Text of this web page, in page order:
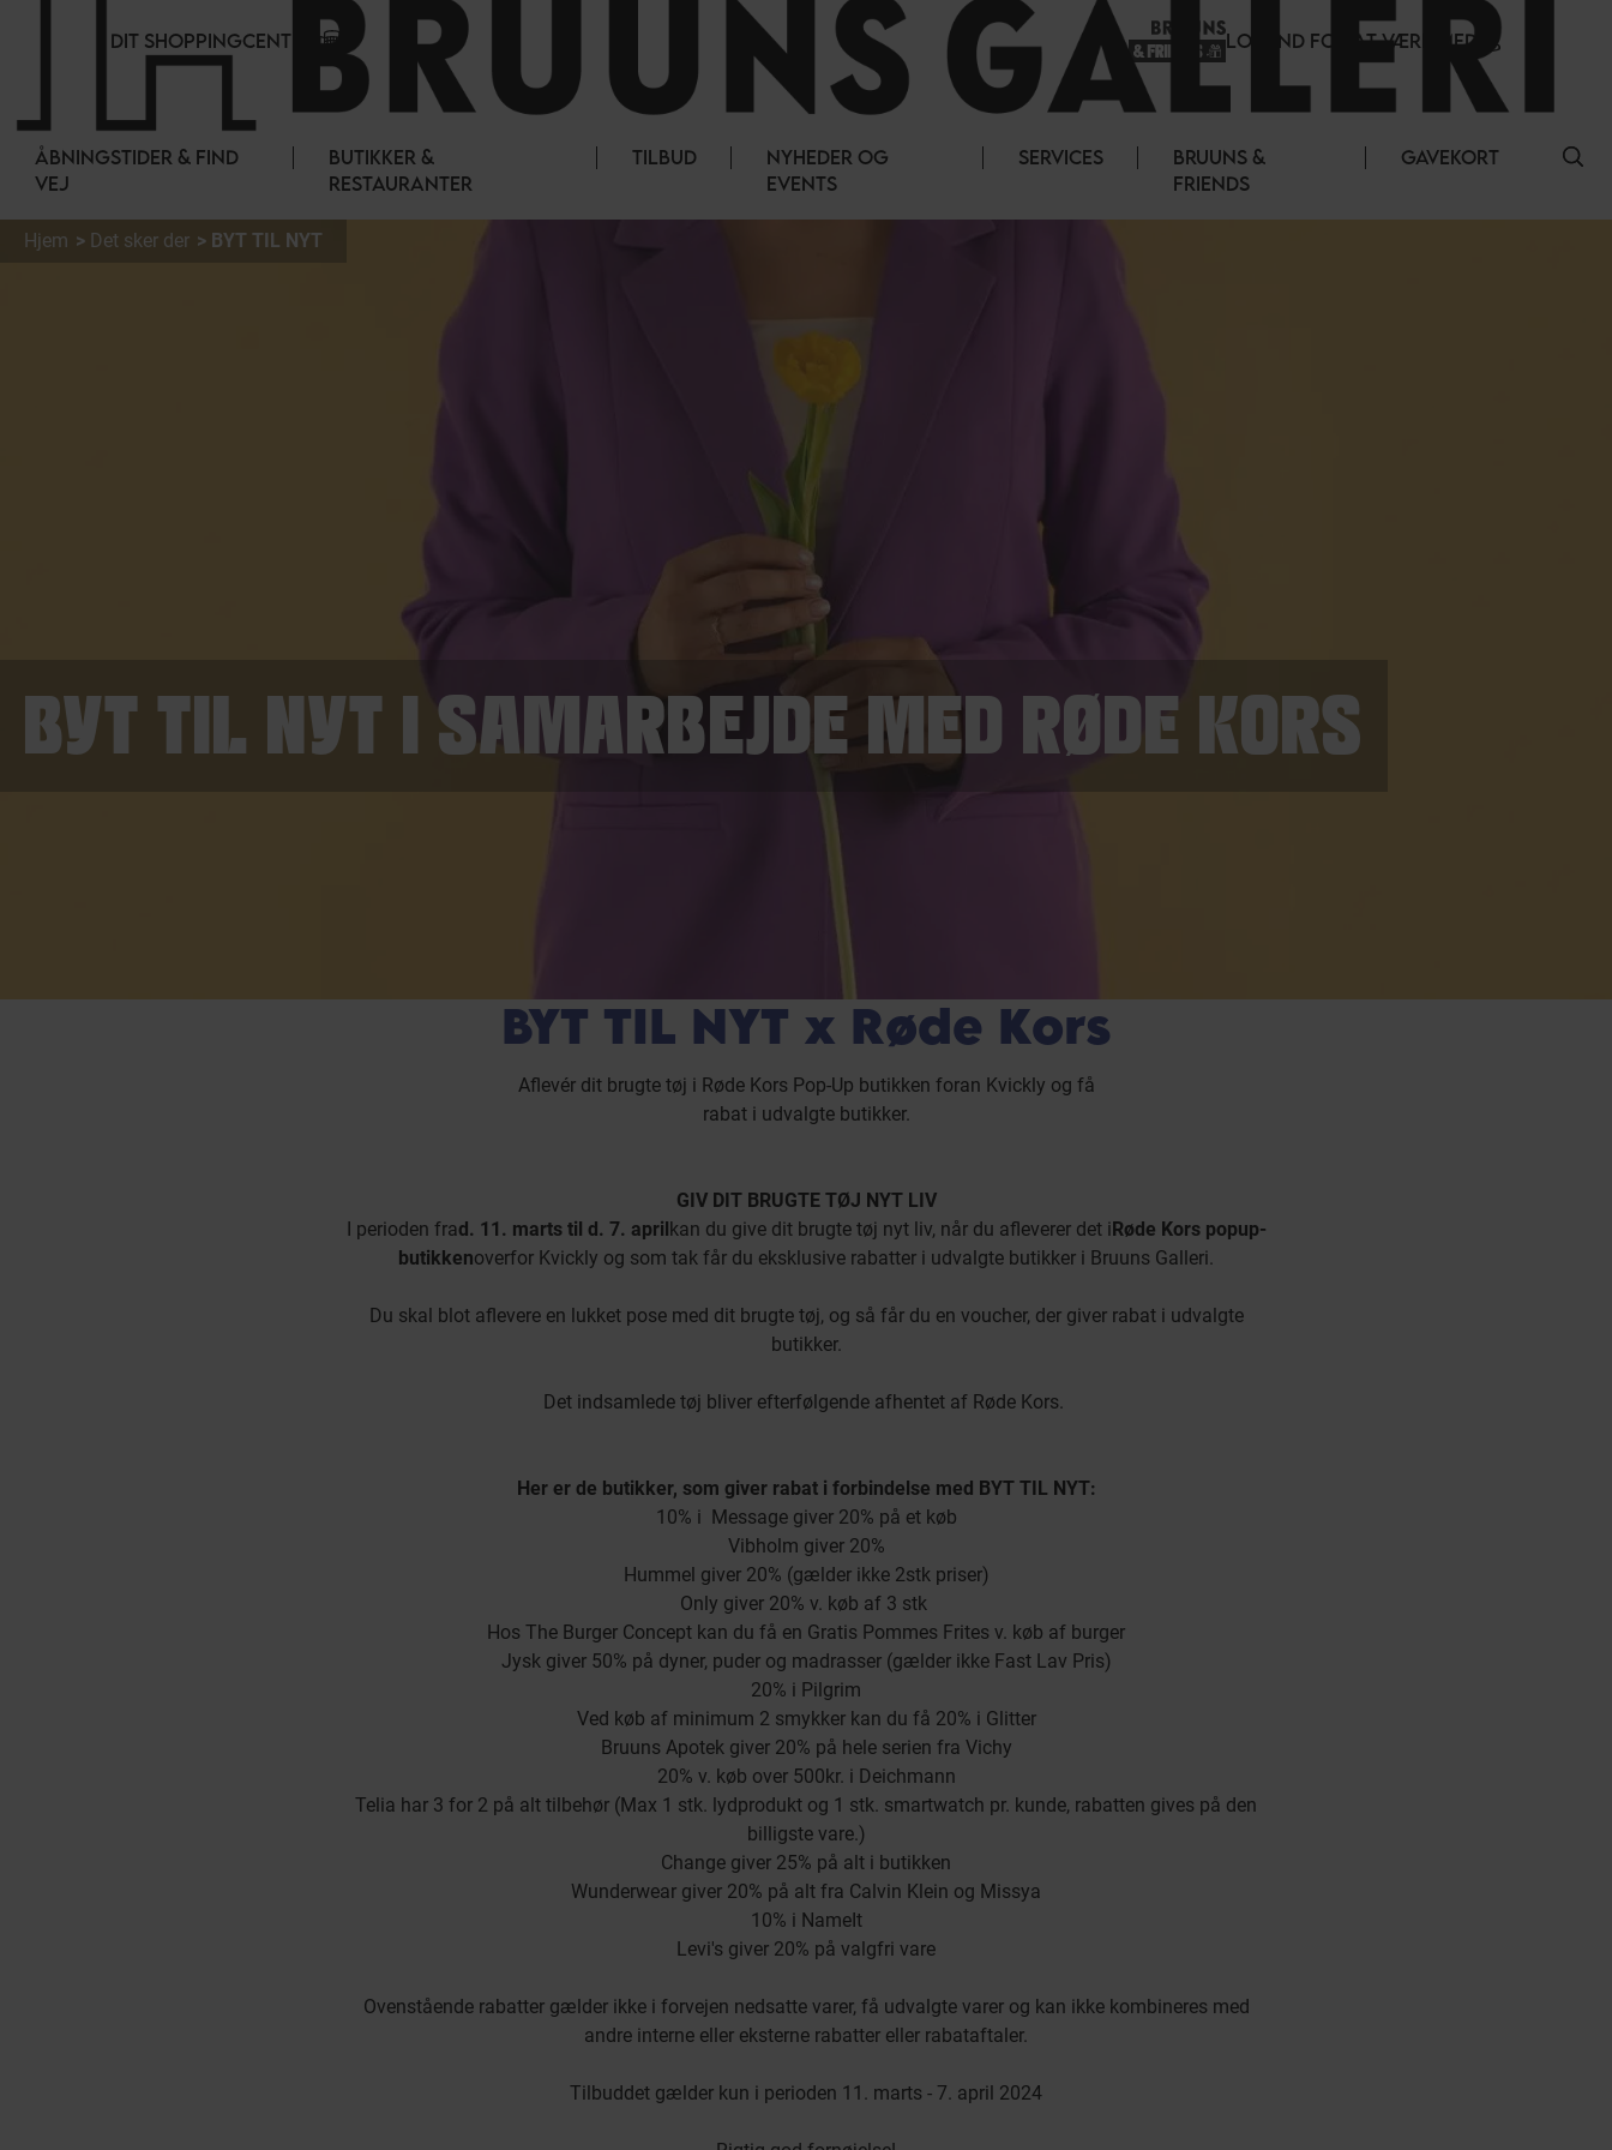
DIT SHOPPINGCENTER LOG IND FOR AT VÆRE MED
ÅBNINGSTIDER & FIND
VEJ
BUTIKKER &
RESTAURANTER
TILBUD
NYHEDER OG
EVENTS
SERVICES
BRUUNS &
FRIENDS
GAVEKORT
Hjem Det sker der BYT TIL NYT
BYT TIL NYT I SAMARBEJDE MED RØDE KORS
BYT TIL NYT x Røde Kors
Aflevér dit brugte tøj i Røde Kors Pop-Up butikken foran Kvickly og få
rabat i udvalgte butikker.
GIV DIT BRUGTE TØJ NYT LIV
I perioden frad. 11. marts til d. 7. aprilkan du give dit brugte tøj nyt liv, når du afleverer det iRøde Kors popup-
butikkenoverfor Kvickly og som tak får du eksklusive rabatter i udvalgte butikker i Bruuns Galleri.
Du skal blot aflevere en lukket pose med dit brugte tøj, og så får du en voucher, der giver rabat i udvalgte
butikker.
Det indsamlede tøj bliver efterfølgende afhentet af Røde Kors.
Her er de butikker, som giver rabat i forbindelse med BYT TIL NYT:
10% i Message giver 20% på et køb
Vibholm giver 20%
Hummel giver 20% (gælder ikke 2stk priser)
Only giver 20% v. køb af 3 stk
Hos The Burger Concept kan du få en Gratis Pommes Frites v. køb af burger
Jysk giver 50% på dyner, puder og madrasser (gælder ikke Fast Lav Pris)
20% i Pilgrim
Ved køb af minimum 2 smykker kan du få 20% i Glitter
Bruuns Apotek giver 20% på hele serien fra Vichy
20% v. køb over 500kr. i Deichmann
Telia har 3 for 2 på alt tilbehør (Max 1 stk. lydprodukt og 1 stk. smartwatch pr. kunde, rabatten gives på den
billigste vare.)
Change giver 25% på alt i butikken
Wunderwear giver 20% på alt fra Calvin Klein og Missya
10% i NameIt
Levi's giver 20% på valgfri vare
Ovenstående rabatter gælder ikke i forvejen nedsatte varer, få udvalgte varer og kan ikke kombineres med
andre interne eller eksterne rabatter eller rabataftaler.
Tilbuddet gælder kun i perioden 11. marts - 7. april 2024